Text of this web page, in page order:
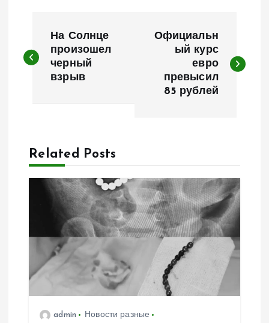
а
г
а
и
п
На Солнце
произошел
черный
взрыв
Официальн
ый курс
евро
превысил
85 рублей
Related Posts
admin
Новости разные